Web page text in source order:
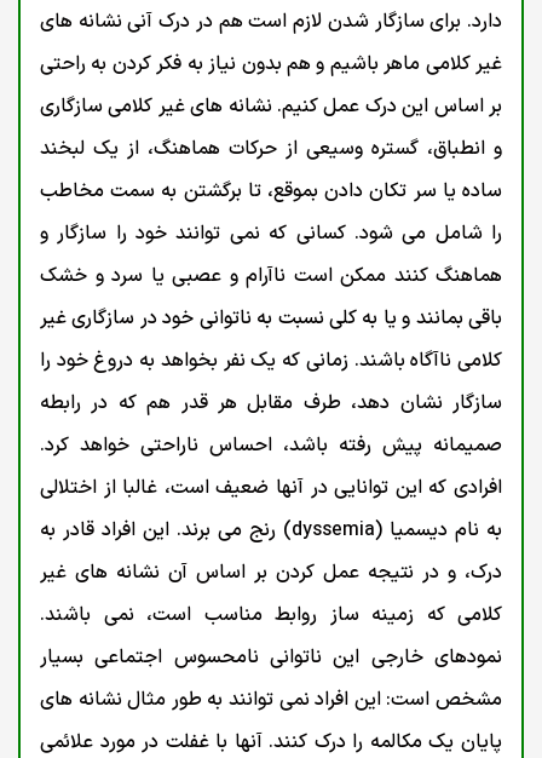
دارد. برای سازگار شدن لازم است هم در درک آنی نشانه های
غیر کلامی ماهر باشیم و هم بدون نیاز به فکر کردن به راحتی
بر اساس این درک عمل کنیم. نشانه های غیر کلامی سازگاری
و انطباق، گستره وسیعی از حرکات هماهنگ، از یک لبخند
ساده یا سر تکان دادن بموقع، تا برگشتن به سمت مخاطب
را شامل می شود. کسانی که نمی توانند خود را سازگار و
هماهنگ کنند ممکن است ناآرام و عصبی یا سرد و خشک
باقی بمانند و یا به کلی نسبت به ناتوانی خود در سازگاری غیر
کلامی ناآگاه باشند. زمانی که یک نفر بخواهد به دروغ خود را
سازگار نشان دهد، طرف مقابل هر قدر هم که در رابطه
صمیمانه پیش رفته باشد، احساس ناراحتی خواهد کرد.
افرادی که این توانایی در آنها ضعیف است، غالبا از اختلالی
به نام دیسمیا (dyssemia) رنج می برند. این افراد قادر به
درک، و در نتیجه عمل کردن بر اساس آن نشانه های غیر
کلامی که زمینه ساز روابط مناسب است، نمی باشند.
نمودهای خارجی این ناتوانی نامحسوس اجتماعی بسیار
مشخص است: این افراد نمی توانند به طور مثال نشانه های
پایان یک مکالمه را درک کنند. آنها با غفلت در مورد علائمی